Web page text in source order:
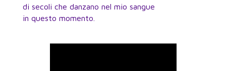
di secoli che danzano nel mio sangue
in questo momento.